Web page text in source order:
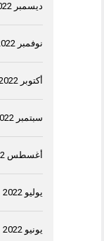
ديسمبر 2022
نوفمبر 2022
أكتوبر 2022
سبتمبر 2022
أغسطس 2022
يوليو 2022
يونيو 2022